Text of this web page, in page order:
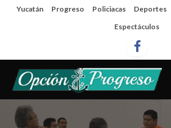
SaltaYucatán Progreso Policiacas Deportes
Espectáculos
Opción Progreso
Las noticias del día a día del puerto